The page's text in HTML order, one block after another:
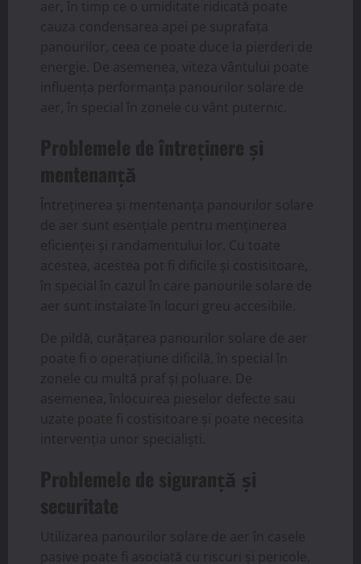
aer, în timp ce o umiditate ridicată poate
cauza condensarea apei pe suprafața
panourilor, ceea ce poate duce la pierderi de
energie. De asemenea, viteza vântului poate
influența performanța panourilor solare de
aer, în special în zonele cu vânt puternic.
Problemele de întreținere și
mentenanță
Întreținerea și mentenanța panourilor solare
de aer sunt esențiale pentru menținerea
eficienței și randamentului lor. Cu toate
acestea, acestea pot fi dificile și costisitoare,
în special în cazul în care panourile solare de
aer sunt instalate în locuri greu accesibile.
De pildă, curățarea panourilor solare de aer
poate fi o operațiune dificilă, în special în
zonele cu multă praf și poluare. De
asemenea, înlocuirea pieselor defecte sau
uzate poate fi costisitoare și poate necesita
intervenția unor specialiști.
Problemele de siguranță și
securitate
Utilizarea panourilor solare de aer în casele
pasive poate fi asociată cu riscuri și pericole,